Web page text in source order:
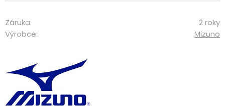
Záruka:
2 roky
Výrobce:
Mizuno